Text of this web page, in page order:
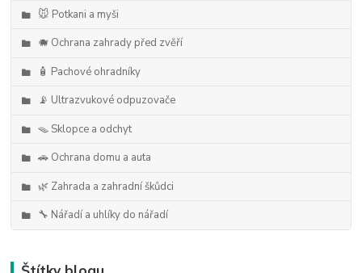
🐭 Potkani a myši
🐗 Ochrana zahrady před zvěří
🧴 Pachové ohradníky
📡 Ultrazvukové odpuzovače
🪤 Sklopce a odchyt
🚗 Ochrana domu a auta
🌿 Zahrada a zahradní škůdci
🔧 Nářadí a uhlíky do nářadí